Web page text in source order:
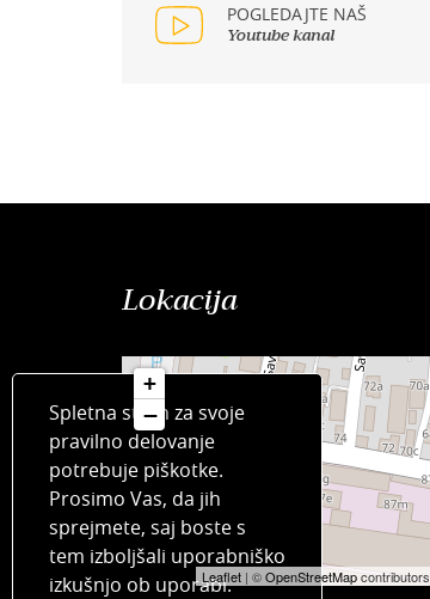
POGLEDAJTE NAŠ
Youtube kanal
Lokacija
+
−
Leaflet| ©OpenStreetMapcontributors
Spletna stran za svoje
pravilno delovanje
potrebuje piškotke.
Prosimo Vas, da jih
sprejmete, saj boste s
tem izboljšali uporabniško
izkušnjo ob uporabi.